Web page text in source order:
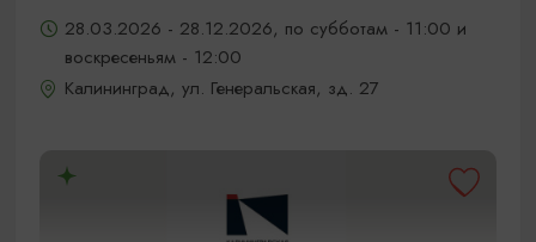
28.03.2026 - 28.12.2026, по субботам - 11:00 и
воскресеньям - 12:00
Калининград, ул. Генеральская, зд. 27